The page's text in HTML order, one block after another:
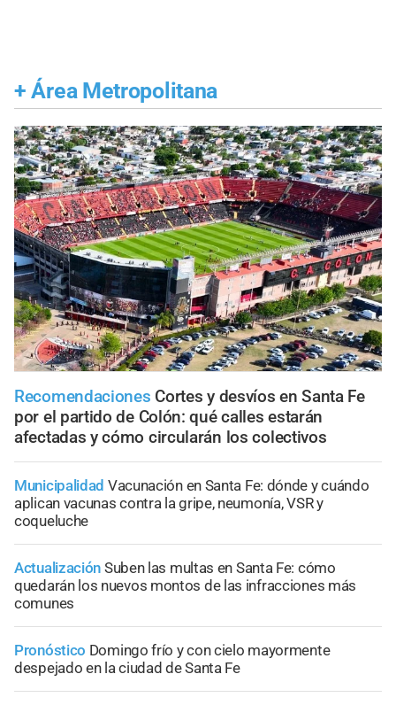
+ Área Metropolitana
Recomendaciones Cortes y desvíos en Santa Fe
por el partido de Colón: qué calles estarán
afectadas y cómo circularán los colectivos
Municipalidad Vacunación en Santa Fe: dónde y cuándo
aplican vacunas contra la gripe, neumonía, VSR y
coqueluche
Actualización Suben las multas en Santa Fe: cómo
quedarán los nuevos montos de las infracciones más
comunes
Pronóstico Domingo frío y con cielo mayormente
despejado en la ciudad de Santa Fe